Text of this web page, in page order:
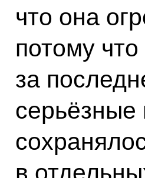
что она
потому
за
серьёзные
в